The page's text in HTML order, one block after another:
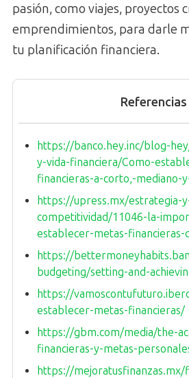
pasión, como viajes, proyectos
emprendimientos, para darle
tu planificación financiera.
Referencias
https://banco.hey.inc/blog-
y-vida-financiera/Como-
financieras-a-corto,-mediano-
https://upress.mx/estrategia-
competitividad/11046-la-
establecer-metas-financieras-
https://
budgeting/setting-and-
https://
establecer-metas-financieras/
https://gbm.com/media/the-
financieras-y-metas-
https://mejoratusfinanzas.mx/